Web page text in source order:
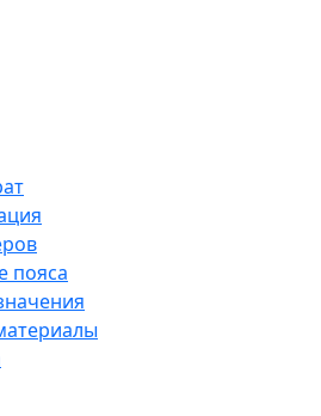
пояса